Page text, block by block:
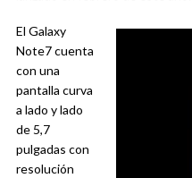
El Galaxy
Note7 cuenta
con una
pantalla curva
a lado y lado
de 5,7
pulgadas con
resolución